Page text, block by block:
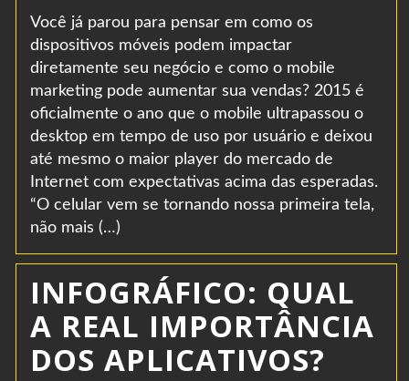
Você já parou para pensar em como os
dispositivos móveis podem impactar
diretamente seu negócio e como o mobile
marketing pode aumentar sua vendas? 2015 é
oficialmente o ano que o mobile ultrapassou o
desktop em tempo de uso por usuário e deixou
até mesmo o maior player do mercado de
Internet com expectativas acima das esperadas.
“O celular vem se tornando nossa primeira tela,
não mais (…)
INFOGRÁFICO: QUAL
A REAL IMPORTÂNCIA
DOS APLICATIVOS?